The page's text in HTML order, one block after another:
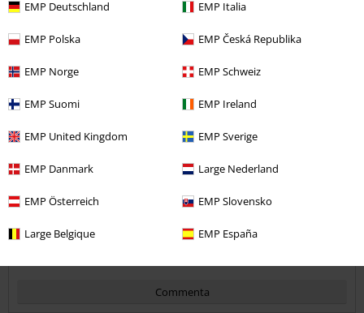
EMP Deutschland EMP Italia
EMP Polska EMP Česká Republika
EMP Norge EMP Schweiz
EMP Suomi EMP Ireland
EMP United Kingdom EMP Sverige
EMP Danmark Large Nederland
EMP Österreich EMP Slovensko
Large Belgique EMP España
Qualità
Design
Vestibilità
Troppo stretto
Perfetto
Lunghezza
Commenta